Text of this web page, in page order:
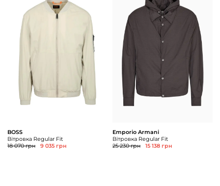
BOSS
Вітровка Regular Fit
18 070 грн
9 035 грн
Emporio Armani
Вітровка Regular Fit
25 230 грн
15 138 грн